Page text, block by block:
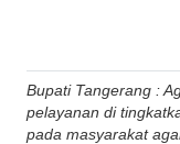
Post
navigation
Bupati Tangerang :
pelayanan di
pada masyarakat